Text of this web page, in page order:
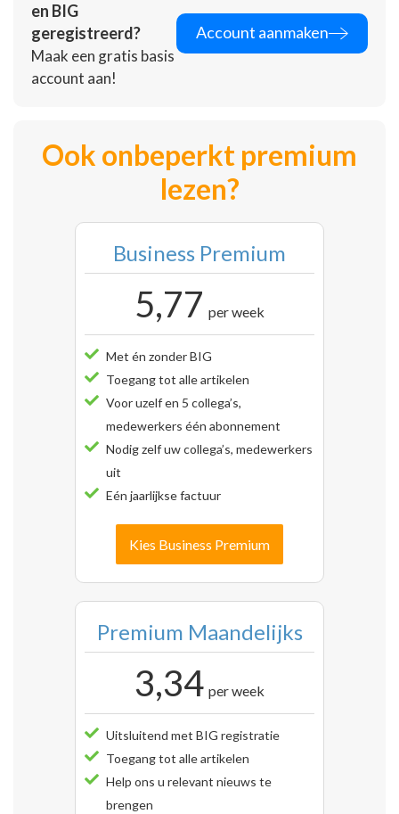
en BIG
geregistreerd?
Maak een gratis basis
account aan!
Account aanmaken
Ook onbeperkt premium
lezen?
Business Premium
5,77 per week
Met én zonder BIG
Toegang tot alle artikelen
Voor uzelf en 5 collega’s,
medewerkers één abonnement
Nodig zelf uw collega’s, medewerkers
uit
Eén jaarlijkse factuur
Kies Business Premium
Premium Maandelijks
3,34 per week
Uitsluitend met BIG registratie
Toegang tot alle artikelen
Help ons u relevant nieuws te
brengen